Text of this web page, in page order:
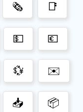
🗞️ 📑
💵 💶
💱 ✉️
📥 📦